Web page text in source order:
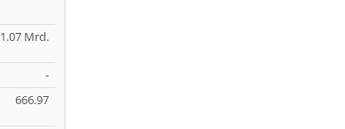
1.07 Mrd.
-
666.97